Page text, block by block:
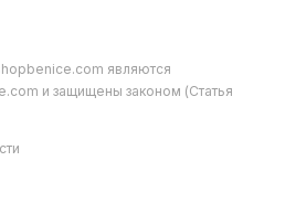
являются
и защищены законом (Статья